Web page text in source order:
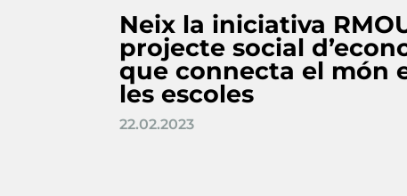
Neix la iniciativa
projecte social
que connecta el món
les escoles
22.02.2023